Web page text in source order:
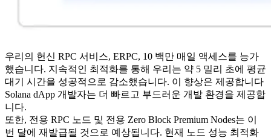
우리의 헌신 RPC 서비스, ERPC, 10 백만 매일 액세스를 능가
했습니다. 지속적인 최적화를 통해 우리는 약 5 밀리 초에 평균
대기 시간을 성공적으로 감소했습니다. 이 향상은 제공합니다
Solana dApp 개발자는 더 빠르고 부드러운 개발 환경을 제공합
니다.
또한, 전용 RPC 노드 및 전용 Zero Block Premium Nodes는 이
번 달에 재발급될 것으로 예상됩니다. 현재 노드 성능 최적화